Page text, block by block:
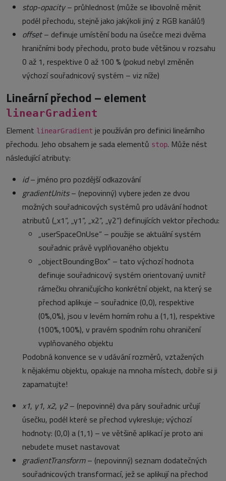
stop-opacity– průhlednost (může se libovolně měnit
podél přechodu, stejně jako jakýkoli jiný z RGB kanálů!)
offset– definuje umístění bodu na úsečce mezi dvěma
hraničními body přechodu, proto bude většinou v rozsahu
0 až 1, respektive 0 až 100 % (pokud nebyl změněn
výchozí souřadnicový systém – viz níže)
Lineární přechod – element
linearGradient
Element linearGradient je používán pro definici lineárního
přechodu. Jeho obsahem je sada elementů stop. Může nést
následující atributy:
id– jméno pro pozdější odkazování
gradientUnits– (nepovinný) vybere jeden ze dvou
možných souřadnicových systémů pro udávání hodnot
atributů („x1“, „y1“, „x2“, „y2“) definujících vektor přechodu:
„userSpaceOnUse“ – použije se aktuální systém
souřadnic právě vyplňovaného objektu
„objectBoundingBox“ – tato výchozí hodnota
definuje souřadnicový systém orientovaný uvnitř
rámečku ohraničujícího konkrétní objekt, na který se
přechod aplikuje – souřadnice (0,0), respektive
(0%,0%), jsou v levém horním rohu a (1,1), respektive
(100%,100%), v pravém spodním rohu ohraničení
vyplňovaného objektu
Podobná konvence se v udávání rozměrů, vztažených
k nějakému objektu, opakuje na mnoha místech, dobře si ji
zapamatujte!
x1, y1, x2, y2– (nepovinné) dva páry souřadnic určují
úsečku, podél které se přechod vykresluje; výchozí
hodnoty: (0,0) a (1,1) – ve většině aplikací je proto ani
nebudete muset nastavovat
gradientTransform– (nepovinný) seznam dodatečných
souřadnicových transformací, jež se aplikují na přechod